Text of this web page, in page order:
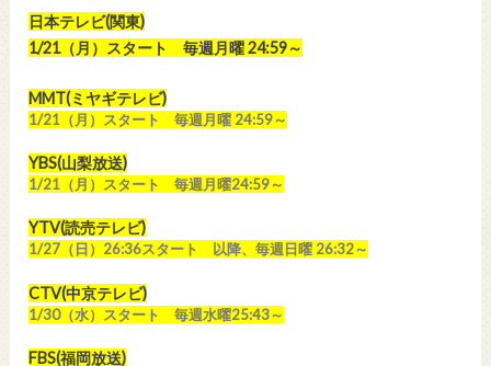
日本テレビ(関東)
1/21（月）スタート 毎週月曜 24:59～
MMT(ミヤギテレビ)
1/21（月）スタート 毎週月曜 24:59～
YBS(山梨放送)
1/21（月）スタート 毎週月曜24:59～
YTV(読売テレビ)
1/27（日）26:36スタート 以降、毎週日曜 26:32～
CTV(中京テレビ)
1/30（水）スタート 毎週水曜25:43～
FBS(福岡放送)